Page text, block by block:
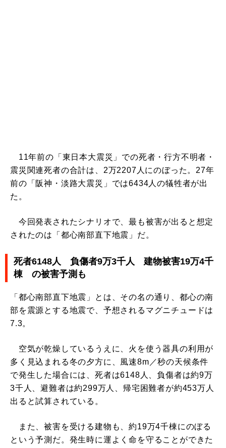
11年前の「東日本大震災」での死者・行方不明者・
震災関連死者の合計は、2万2207人にのぼった。27年
前の「阪神・淡路大震災」では6434人の犠牲者が出
た。
今回発表されたシナリオで、最も被害が出ると想定
されたのは「都心南部直下地震」だ。
死者6148人 負傷者9万3千人 建物被害19万4千
棟 の被害予測も
「都心南部直下地震」とは、その名の通り、都心の南
部を震源とする地震で、予想されるマグニチュードは
7.3。
空気が乾燥しているうえに、火を使う器具の利用が
多く見込まれる冬の夕方に、風速8m／秒の天候条件
で発生した場合には、死者は6148人、負傷者は約9万
3千人、避難者は約299万人、帰宅困難者が約453万人
出ると試算されている。
また、被害を受ける建物も、約19万4千棟にのぼる
という予測だ。発生時に運よく命を守ることができた